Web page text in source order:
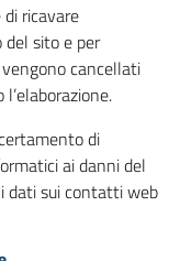
ricavare
del sito e per
cancellati
di
ai danni del
dati sui contatti web